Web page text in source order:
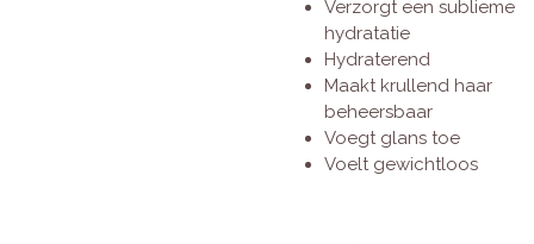
Verzorgt een sublieme
hydratatie
Hydraterend
Maakt krullend haar
beheersbaar
Voegt glans toe
Voelt gewichtloos